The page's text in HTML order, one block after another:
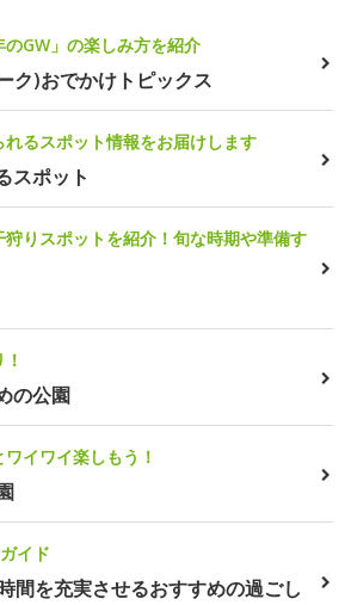
GW」の楽しみ方を紹介
ク)おでかけトピックス
るスポット情報をお届けします
スポット
りスポットを紹介！旬な時期や準備す
の公園
イワイ楽しもう！
イド
間を充実させるおすすめの過ごし